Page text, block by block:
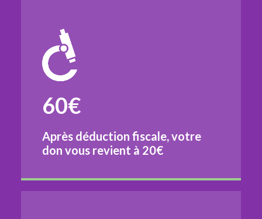
60€
Après déduction fiscale, votre
don vous revient à 20€